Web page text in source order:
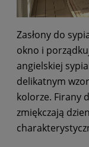
Zasłony do
okno i
angielskiej
delikatnym
kolorze. Firany
zmiękczają